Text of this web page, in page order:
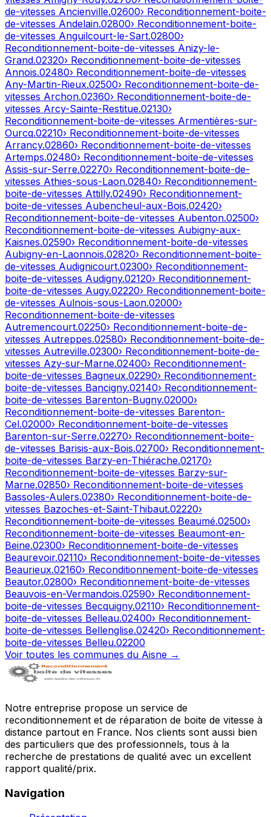
de-vitesses Ancienville.02600› Reconditionnement-boite-
de-vitesses Andelain.02800› Reconditionnement-boite-
de-vitesses Anguilcourt-le-Sart.02800›
Reconditionnement-boite-de-vitesses Anizy-le-
Grand.02320› Reconditionnement-boite-de-vitesses
Annois.02480› Reconditionnement-boite-de-vitesses
Any-Martin-Rieux.02500› Reconditionnement-boite-de-
vitesses Archon.02360› Reconditionnement-boite-de-
vitesses Arcy-Sainte-Restitue.02130›
Reconditionnement-boite-de-vitesses Armentières-sur-
Ourcq.02210› Reconditionnement-boite-de-vitesses
Arrancy.02860› Reconditionnement-boite-de-vitesses
Artemps.02480› Reconditionnement-boite-de-vitesses
Assis-sur-Serre.02270› Reconditionnement-boite-de-
vitesses Athies-sous-Laon.02840› Reconditionnement-
boite-de-vitesses Attilly.02490› Reconditionnement-
boite-de-vitesses Aubencheul-aux-Bois.02420›
Reconditionnement-boite-de-vitesses Aubenton.02500›
Reconditionnement-boite-de-vitesses Aubigny-aux-
Kaisnes.02590› Reconditionnement-boite-de-vitesses
Aubigny-en-Laonnois.02820› Reconditionnement-boite-
de-vitesses Audignicourt.02300› Reconditionnement-
boite-de-vitesses Audigny.02120› Reconditionnement-
boite-de-vitesses Augy.02220› Reconditionnement-boite-
de-vitesses Aulnois-sous-Laon.02000›
Reconditionnement-boite-de-vitesses
Autremencourt.02250› Reconditionnement-boite-de-
vitesses Autreppes.02580› Reconditionnement-boite-de-
vitesses Autreville.02300› Reconditionnement-boite-de-
vitesses Azy-sur-Marne.02400› Reconditionnement-
boite-de-vitesses Bagneux.02290› Reconditionnement-
boite-de-vitesses Bancigny.02140› Reconditionnement-
boite-de-vitesses Barenton-Bugny.02000›
Reconditionnement-boite-de-vitesses Barenton-
Cel.02000› Reconditionnement-boite-de-vitesses
Barenton-sur-Serre.02270› Reconditionnement-boite-
de-vitesses Barisis-aux-Bois.02700› Reconditionnement-
boite-de-vitesses Barzy-en-Thiérache.02170›
Reconditionnement-boite-de-vitesses Barzy-sur-
Marne.02850› Reconditionnement-boite-de-vitesses
Bassoles-Aulers.02380› Reconditionnement-boite-de-
vitesses Bazoches-et-Saint-Thibaut.02220›
Reconditionnement-boite-de-vitesses Beaumé.02500›
Reconditionnement-boite-de-vitesses Beaumont-en-
Beine.02300› Reconditionnement-boite-de-vitesses
Beaurevoir.02110› Reconditionnement-boite-de-vitesses
Beaurieux.02160› Reconditionnement-boite-de-vitesses
Beautor.02800› Reconditionnement-boite-de-vitesses
Beauvois-en-Vermandois.02590› Reconditionnement-
boite-de-vitesses Becquigny.02110› Reconditionnement-
boite-de-vitesses Belleau.02400› Reconditionnement-
boite-de-vitesses Bellenglise.02420› Reconditionnement-
boite-de-vitesses Belleu.02200
Voir toutes les communes du Aisne →
Notre entreprise propose un service de
reconditionnement et de réparation de boite de vitesse à
distance partout en France. Nos clients sont aussi bien
des particuliers que des professionnels, tous à la
recherche de prestations de qualité avec un excellent
rapport qualité/prix.
Navigation